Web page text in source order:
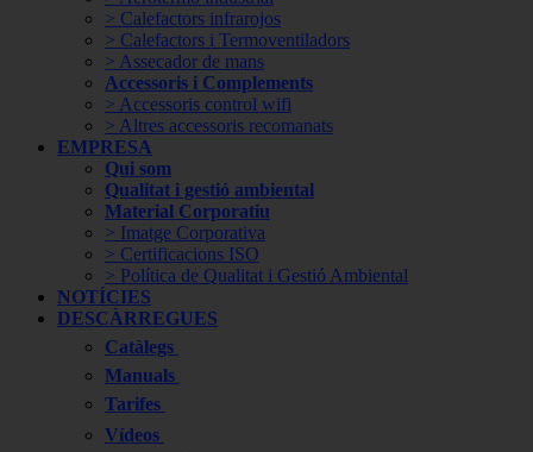
> Calefactors infrarojos
> Calefactors i Termoventiladors
> Assecador de mans
Accessoris i Complements
> Accessoris control wifi
> Altres accessoris recomanats
EMPRESA
Qui som
Qualitat i gestió ambiental
Material Corporatiu
> Imatge Corporativa
> Certificacions ISO
> Política de Qualitat i Gestió Ambiental
NOTÍCIES
DESCÀRREGUES
Catàlegs
Manuals
Tarifes
Vídeos